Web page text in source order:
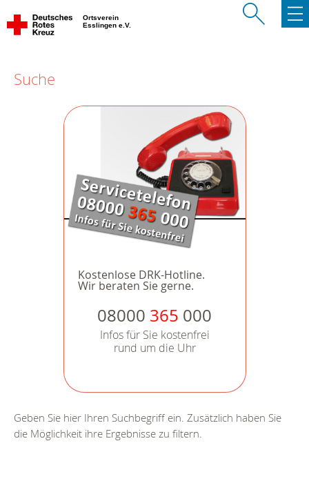
Ortsverein
Esslingen e.V.
Suche
Kostenlose DRK-Hotline.
Wir beraten Sie gerne.
08000 365 000
Infos für Sie kostenfrei
rund um die Uhr
Geben Sie hier Ihren Suchbegriff ein. Zusätzlich haben Sie
die Möglichkeit ihre Ergebnisse zu filtern.